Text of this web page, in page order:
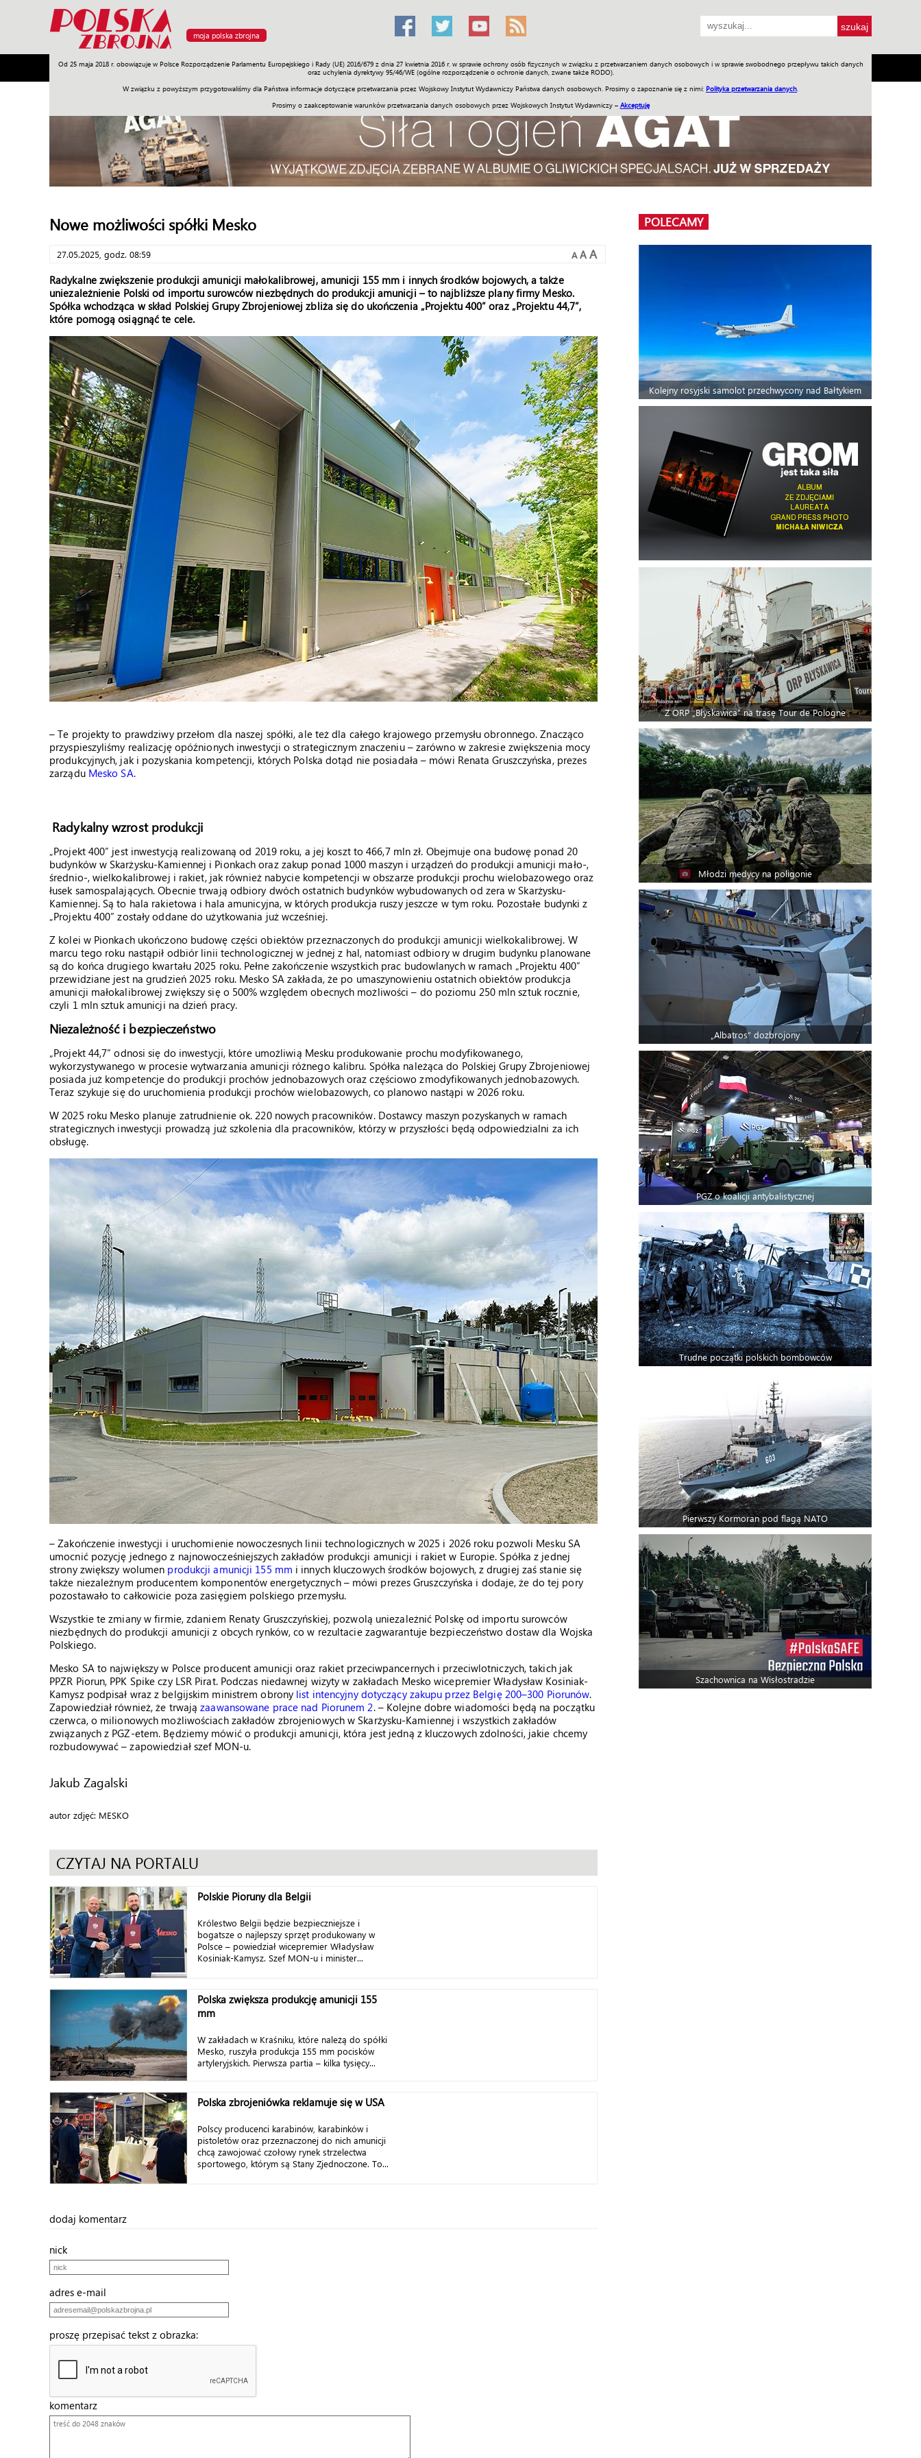
moja polska zbrojna
Od 25 maja 2018 r. obowiązuje w Polsce Rozporządzenie Parlamentu Europejskiego i Rady (UE) 2016/679 z dnia 27 kwietnia 2016 r. w sprawie ochrony osób fizycznych w związku z przetwarzaniem danych osobowych i w sprawie swobodnego przepływu takich danych
oraz uchylenia dyrektywy 95/46/WE (ogólne rozporządzenie o ochronie danych, zwane także RODO).
W związku z powyższym przygotowaliśmy dla Państwa informacje dotyczące przetwarzania przez Wojskowy Instytut Wydawniczy Państwa danych osobowych. Prosimy o zapoznanie się z nimi: Polityka przetwarzania danych
Prosimy o zaakceptowanie warunków przetwarzania danych osobowych przez Wojskowych Instytut Wydawniczy – Akceptuję
Armia Poligon Sprzęt Misje Polityka Prawo Świat Społeczność Sport Historia Galerie Wideo ENGLISH SKLEP Jednodniówki Praca w WIW
Nowe możliwości spółki Mesko
27.05.2025, godz. 08:59 A A A
Radykalne zwiększenie produkcji amunicji małokalibrowej, amunicji 155 mm i innych środków bojowych, a także
uniezależnienie Polski od importu surowców niezbędnych do produkcji amunicji – to najbliższe plany firmy Mesko.
Spółka wchodząca w skład Polskiej Grupy Zbrojeniowej zbliża się do ukończenia „Projektu 400” oraz „Projektu 44,7”,
które pomogą osiągnąć te cele.
– Te projekty to prawdziwy przełom dla naszej spółki, ale też dla całego krajowego przemysłu obronnego. Znacząco
przyspieszyliśmy realizację opóźnionych inwestycji o strategicznym znaczeniu – zarówno w zakresie zwiększenia mocy
produkcyjnych, jak i pozyskania kompetencji, których Polska dotąd nie posiadała – mówi Renata Gruszczyńska, prezes
zarządu Mesko SA.
Radykalny wzrost produkcji
„Projekt 400” jest inwestycją realizowaną od 2019 roku, a jej koszt to 466,7 mln zł. Obejmuje ona budowę ponad 20
budynków w Skarżysku-Kamiennej i Pionkach oraz zakup ponad 1000 maszyn i urządzeń do produkcji amunicji mało-,
średnio-, wielkokalibrowej i rakiet, jak również nabycie kompetencji w obszarze produkcji prochu wielobazowego oraz
łusek samospalających. Obecnie trwają odbiory dwóch ostatnich budynków wybudowanych od zera w Skarżysku-
Kamiennej. Są to hala rakietowa i hala amunicyjna, w których produkcja ruszy jeszcze w tym roku. Pozostałe budynki z
„Projektu 400” zostały oddane do użytkowania już wcześniej.
Z kolei w Pionkach ukończono budowę części obiektów przeznaczonych do produkcji amunicji wielkokalibrowej. W
marcu tego roku nastąpił odbiór linii technologicznej w jednej z hal, natomiast odbiory w drugim budynku planowane
są do końca drugiego kwartału 2025 roku. Pełne zakończenie wszystkich prac budowlanych w ramach „Projektu 400”
przewidziane jest na grudzień 2025 roku. Mesko SA zakłada, że po umaszynowieniu ostatnich obiektów produkcja
amunicji małokalibrowej zwiększy się o 500% względem obecnych możliwości – do poziomu 250 mln sztuk rocznie,
czyli 1 mln sztuk amunicji na dzień pracy.
Niezależność i bezpieczeństwo
„Projekt 44,7” odnosi się do inwestycji, które umożliwią Mesku produkowanie prochu modyfikowanego,
wykorzystywanego w procesie wytwarzania amunicji różnego kalibru. Spółka należąca do Polskiej Grupy Zbrojeniowej
posiada już kompetencje do produkcji prochów jednobazowych oraz częściowo zmodyfikowanych jednobazowych.
Teraz szykuje się do uruchomienia produkcji prochów wielobazowych, co planowo nastąpi w 2026 roku.
W 2025 roku Mesko planuje zatrudnienie ok. 220 nowych pracowników. Dostawcy maszyn pozyskanych w ramach
strategicznych inwestycji prowadzą już szkolenia dla pracowników, którzy w przyszłości będą odpowiedzialni za ich
obsługę.
– Zakończenie inwestycji i uruchomienie nowoczesnych linii technologicznych w 2025 i 2026 roku pozwoli Mesku SA
umocnić pozycję jednego z najnowocześniejszych zakładów produkcji amunicji i rakiet w Europie. Spółka z jednej
strony zwiększy wolumen produkcji amunicji 155 mm i innych kluczowych środków bojowych, z drugiej zaś stanie się
także niezależnym producentem komponentów energetycznych – mówi prezes Gruszczyńska i dodaje, że do tej pory
pozostawało to całkowicie poza zasięgiem polskiego przemysłu.
Wszystkie te zmiany w firmie, zdaniem Renaty Gruszczyńskiej, pozwolą uniezależnić Polskę od importu surowców
niezbędnych do produkcji amunicji z obcych rynków, co w rezultacie zagwarantuje bezpieczeństwo dostaw dla Wojska
Polskiego.
Mesko SA to największy w Polsce producent amunicji oraz rakiet przeciwpancernych i przeciwlotniczych, takich jak
PPZR Piorun, PPK Spike czy LSR Pirat. Podczas niedawnej wizyty w zakładach Mesko wicepremier Władysław Kosiniak-
Kamysz podpisał wraz z belgijskim ministrem obrony list intencyjny dotyczący zakupu przez Belgię 200–300 Piorunów.
Zapowiedział również, że trwajązaawansowane prace nad Piorunem 2. – Kolejne dobre wiadomości będą na początku
czerwca, o milionowych możliwościach zakładów zbrojeniowych w Skarżysku-Kamiennej i wszystkich zakładów
związanych z PGZ-etem. Będziemy mówić o produkcji amunicji, która jest jedną z kluczowych zdolności, jakie chcemy
rozbudowywać – zapowiedział szef MON-u.
Jakub Zagalski
autor zdjęć: MESKO
CZYTAJ NA PORTALU
Polskie Pioruny dla Belgii
Królestwo Belgii będzie bezpieczniejsze i
bogatsze o najlepszy sprzęt produkowany w
Polsce – powiedział wicepremier Władysław
Kosiniak-Kamysz. Szef MON-u i minister...
Polska zwiększa produkcję amunicji 155
mm
W zakładach w Kraśniku, które należą do spółki
Mesko, ruszyła produkcja 155 mm pocisków
artyleryjskich. Pierwsza partia – kilka tysięcy...
Polska zbrojeniówka reklamuje się w USA
Polscy producenci karabinów, karabinków i
pistoletów oraz przeznaczonej do nich amunicji
chcą zawojować czołowy rynek strzelectwa
sportowego, którym są Stany Zjednoczone. To...
dodaj komentarz
nick
adres e-mail
proszę przepisać tekst z obrazka:
komentarz
POLECAMY
Kolejny rosyjski samolot przechwycony nad Bałtykiem
Z ORP „Błyskawica” na trasę Tour de Pologne
Młodzi medycy na poligonie
„Albatros” dozbrojony
PGZ o koalicji antybalistycznej
Trudne początki polskich bombowców
Pierwszy Kormoran pod flagą NATO
Szachownica na Wisłostradzie